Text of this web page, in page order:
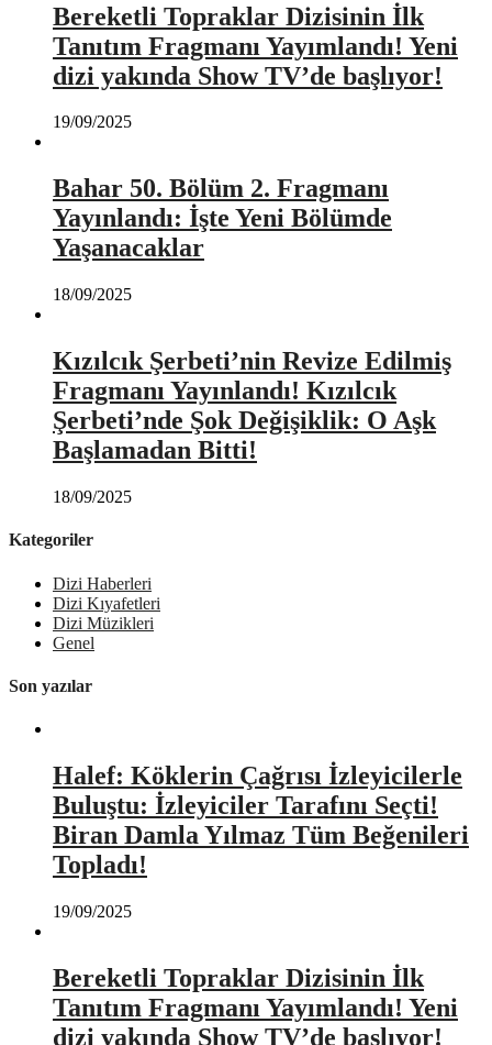
Bereketli Topraklar Dizisinin İlk
Tanıtım Fragmanı Yayımlandı! Yeni
dizi yakında Show TV’de başlıyor!
19/09/2025
Bahar 50. Bölüm 2. Fragmanı
Yayınlandı: İşte Yeni Bölümde
Yaşanacaklar
18/09/2025
Kızılcık Şerbeti’nin Revize Edilmiş
Fragmanı Yayınlandı! Kızılcık
Şerbeti’nde Şok Değişiklik: O Aşk
Başlamadan Bitti!
18/09/2025
Kategoriler
Dizi Haberleri
Dizi Kıyafetleri
Dizi Müzikleri
Genel
Son yazılar
Halef: Köklerin Çağrısı İzleyicilerle
Buluştu: İzleyiciler Tarafını Seçti!
Biran Damla Yılmaz Tüm Beğenileri
Topladı!
19/09/2025
Bereketli Topraklar Dizisinin İlk
Tanıtım Fragmanı Yayımlandı! Yeni
dizi yakında Show TV’de başlıyor!